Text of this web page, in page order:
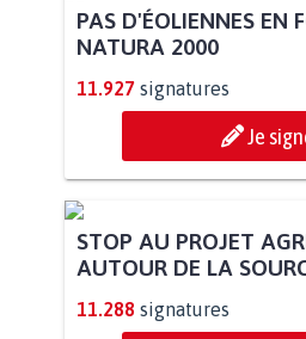
PAS D'ÉOLIENNES EN
NATURA 2000
11.927 signatures